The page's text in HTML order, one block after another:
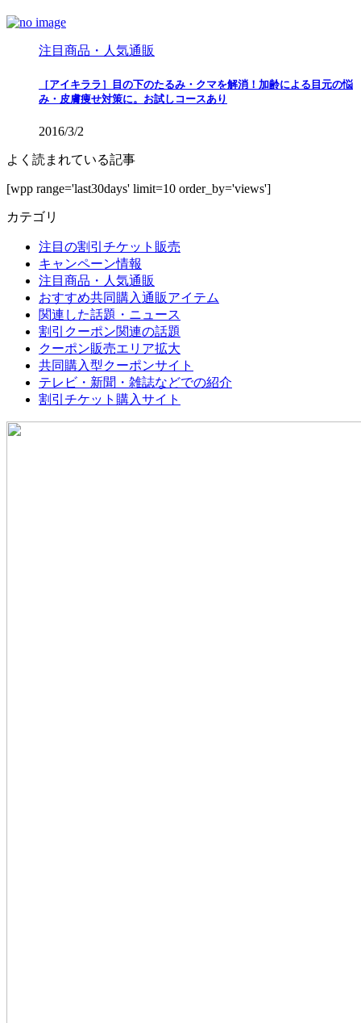
注目商品・人気通販
［アイキララ］目の下のたるみ・クマを解消！加齢による目元の悩
み・皮膚痩せ対策に。お試しコースあり
2016/3/2
よく読まれている記事
[wpp range='last30days' limit=10 order_by='views']
カテゴリ
注目の割引チケット販売
キャンペーン情報
注目商品・人気通販
おすすめ共同購入通販アイテム
関連した話題・ニュース
割引クーポン関連の話題
クーポン販売エリア拡大
共同購入型クーポンサイト
テレビ・新聞・雑誌などでの紹介
割引チケット購入サイト